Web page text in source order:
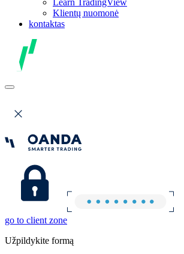
Klientų nuomonė
kontaktas
go to client zone
Užpildykite formą